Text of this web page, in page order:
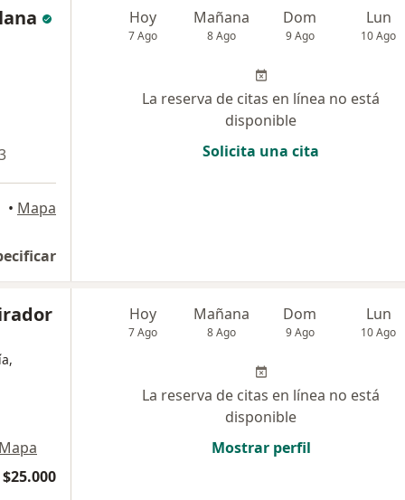
• Mapa
Hoy
7 Ago
Mañana
8 Ago
Dom
9 Ago
Lun
10 Ago
La reserva de citas en línea no está
disponible
Solicita una cita
$25.000
Hoy
7 Ago
Mañana
8 Ago
Dom
9 Ago
Lun
10 Ago
La reserva de citas en línea no está
disponible
Mostrar perfil